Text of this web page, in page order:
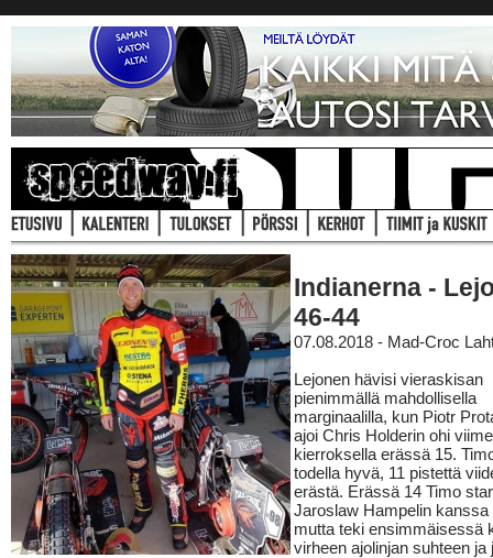
Indianerna -
46-44
07.08.2018 - Mad-Croc
Lejonen hävisi vieraskisan
pienimmällä mahdollisella
marginaalilla, kun Piotr
ajoi Chris Holderin ohi
kierroksella erässä 15.
todella hyvä, 11 pistettä
erästä. Erässä 14 Timo
Jaroslaw Hampelin kanssa
mutta teki ensimmäisessä
virheen ajolinjan suhteen ja